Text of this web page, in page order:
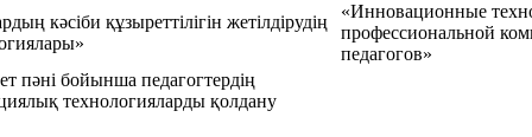
кәсіби құзыреттілігін жетілдірудің
«Инновационные
профессиональной
педагогов»
пәні бойынша педагогтердің
технологияларды қолдану